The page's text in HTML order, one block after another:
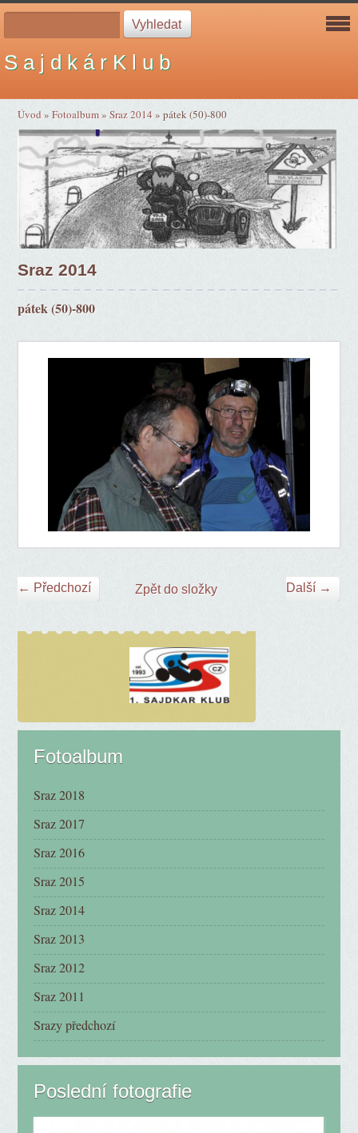
S a j d k á r K l u b
Úvod »Fotoalbum»Sraz 2014»pátek (50)-800
Sraz 2014
pátek (50)-800
← Předchozí Další →
Zpět do složky
Fotoalbum
Sraz 2018
Sraz 2017
Sraz 2016
Sraz 2015
Sraz 2014
Sraz 2013
Sraz 2012
Sraz 2011
Srazy předchozí
Poslední fotografie